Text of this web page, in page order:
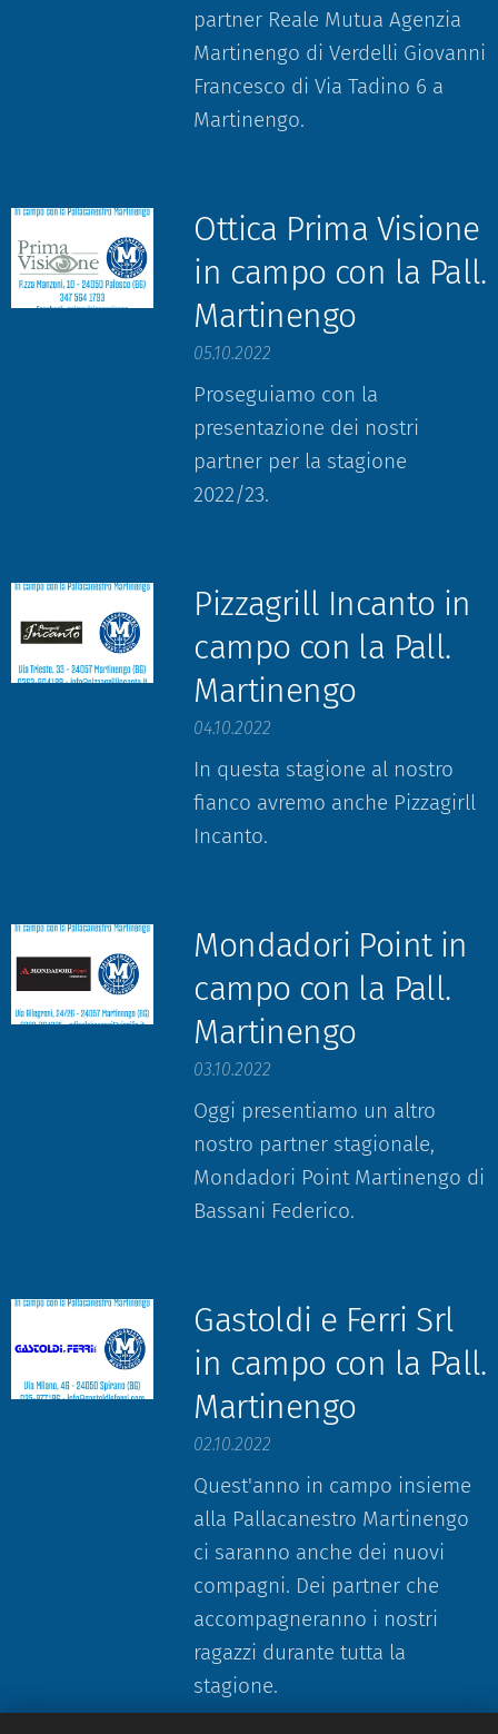
partner Reale Mutua Agenzia
Martinengo di Verdelli Giovanni
Francesco di Via Tadino 6 a
Martinengo.
Ottica Prima Visione
in campo con la Pall.
Martinengo
05.10.2022
Proseguiamo con la
presentazione dei nostri
partner per la stagione
2022/23.
Pizzagrill Incanto in
campo con la Pall.
Martinengo
04.10.2022
In questa stagione al nostro
fianco avremo anche Pizzagirll
Incanto.
Mondadori Point in
campo con la Pall.
Martinengo
03.10.2022
Oggi presentiamo un altro
nostro partner stagionale,
Mondadori Point Martinengo di
Bassani Federico.
Gastoldi e Ferri Srl
in campo con la Pall.
Martinengo
02.10.2022
Quest'anno in campo insieme
alla Pallacanestro Martinengo
ci saranno anche dei nuovi
compagni. Dei partner che
accompagneranno i nostri
ragazzi durante tutta la
stagione.